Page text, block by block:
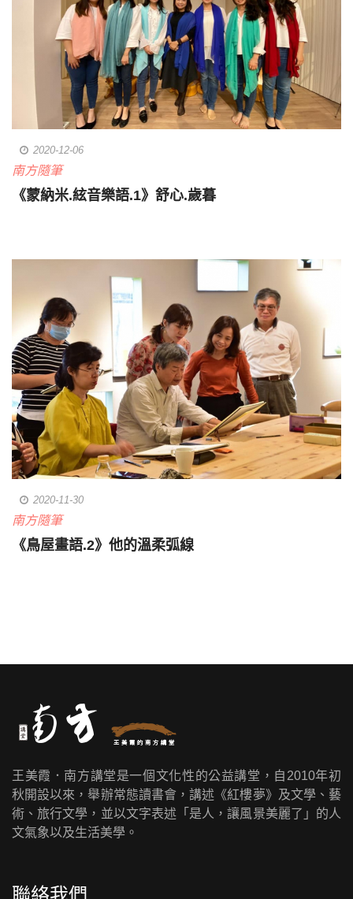
2020-12-06
南方隨筆
《蒙納米.絃音樂語.1》舒心.歲暮
2020-11-30
南方隨筆
《鳥屋畫語.2》他的溫柔弧線
王美霞．南方講堂是一個文化性的公益講堂，自2010年初
秋開設以來，舉辦常態讀書會，講述《紅樓夢》及文學、藝
術、旅行文學，並以文字表述「是人，讓風景美麗了」的人
文氣象以及生活美學。
聯絡我們